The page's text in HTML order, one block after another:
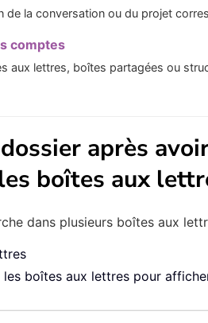
de la conversation ou du projet
comptes
aux lettres, boîtes partagées ou
après
boîtes aux
dans plusieurs boîtes aux
boîtes aux lettres pour